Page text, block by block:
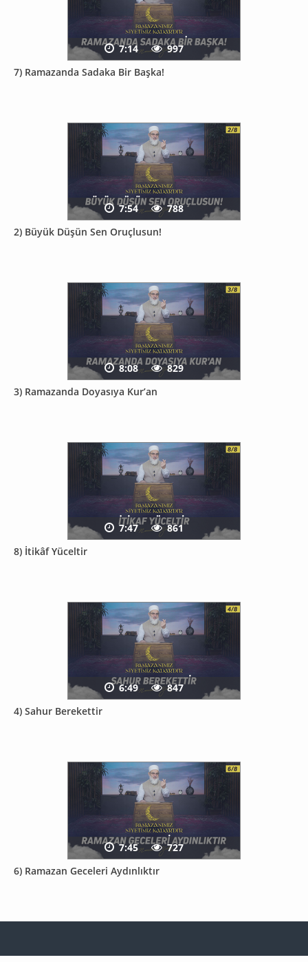
7) Ramazanda Sadaka Bir Başka!
7:14 997
2) Büyük Düşün Sen Oruçlusun!
7:54 788
3) Ramazanda Doyasıya Kur’an
8:08 829
8) İtikâf Yüceltir
7:47 861
4) Sahur Berekettir
6:49 847
6) Ramazan Geceleri Aydınlıktır
7:45 727